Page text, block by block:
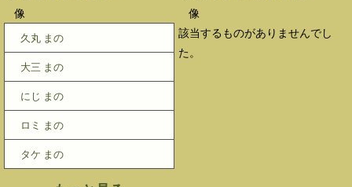
久丸 まの
大三 まの
にじ まの
ロミ まの
タケ まの
該当するものがありませんでし
た。